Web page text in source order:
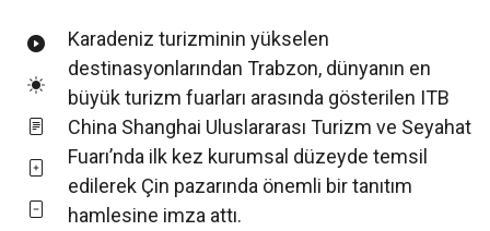
Karadeniz turizminin yükselen
destinasyonlarından Trabzon, dünyanın en
büyük turizm fuarları arasında gösterilen ITB
China Shanghai Uluslararası Turizm ve Seyahat
Fuarı’nda ilk kez kurumsal düzeyde temsil
edilerek Çin pazarında önemli bir tanıtım
hamlesine imza attı.